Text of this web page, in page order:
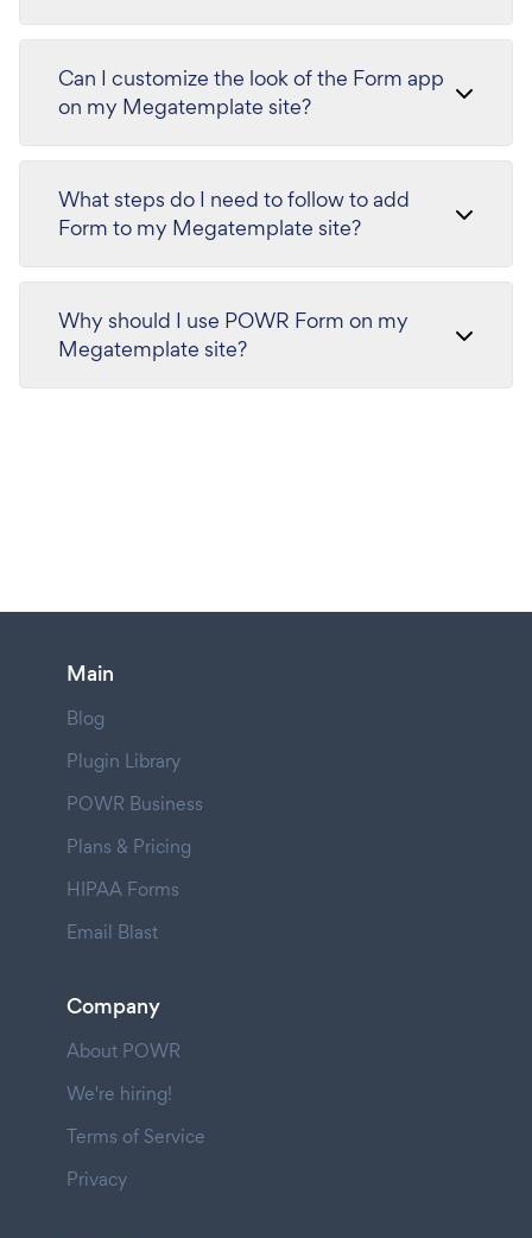
Can I customize the look of the Form app
on my Megatemplate site?
What steps do I need to follow to add
Form to my Megatemplate site?
Why should I use POWR Form on my
Megatemplate site?
Main
Blog
Plugin Library
POWR Business
Plans & Pricing
HIPAA Forms
Email Blast
Company
About POWR
We're hiring!
Terms of Service
Privacy